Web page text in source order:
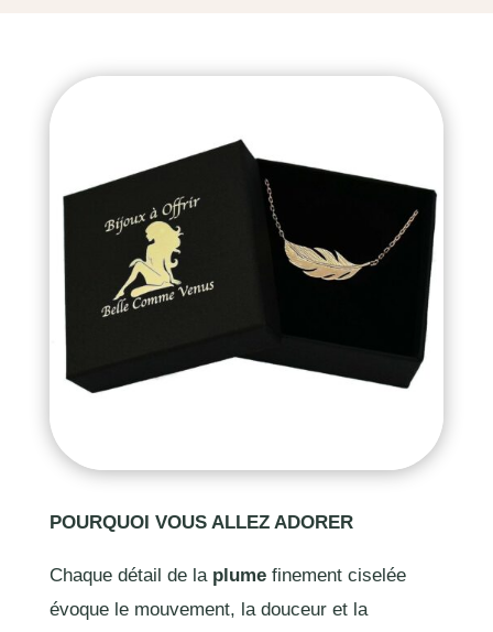
POURQUOI VOUS ALLEZ ADORER
Chaque détail de la plumefinement ciselée
évoque le mouvement, la douceur et la